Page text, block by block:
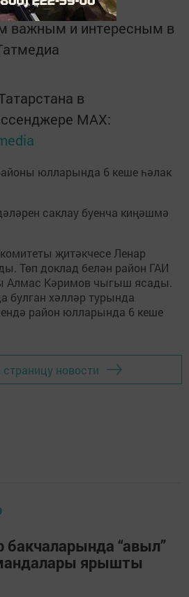
важным и интересным в
в
MАХ:
юлларында 6 кеше һәлак
саклау буенча киңәшмә
җитәкчесе Ленар
Төп доклад белән район ГАИ
Алмас Кәримов чыгыш ясады.
булган хәлләр турында
район юлларында 6 кеше
страницу новости
бакчаларында “авыл”
ярышты